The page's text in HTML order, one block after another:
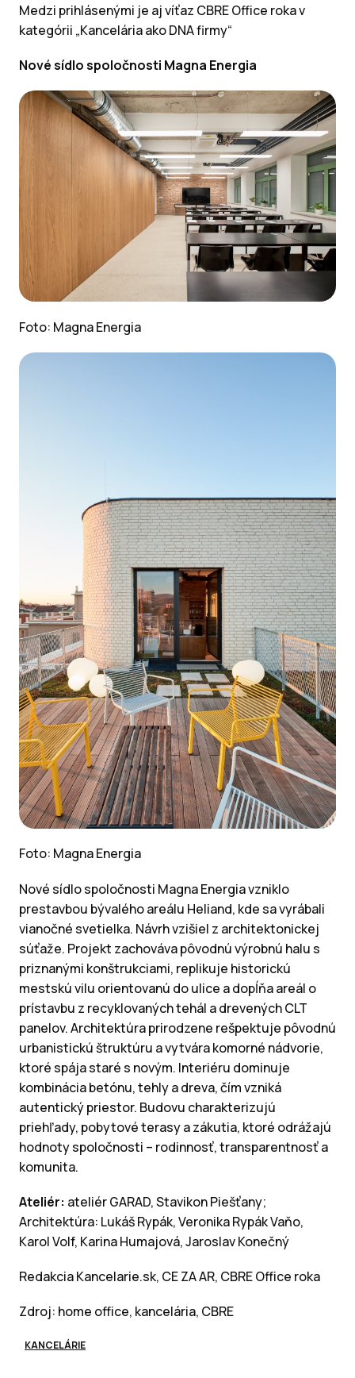
Medzi prihlásenými je aj víťaz CBRE Office roka v
kategórii „Kancelária ako DNA firmy“
Nové sídlo spoločnosti Magna Energia
Foto: Magna Energia
Foto: Magna Energia
Nové sídlo spoločnosti Magna Energia vzniklo
prestavbou bývalého areálu Heliand, kde sa vyrábali
vianočné svetielka. Návrh vzišiel z architektonickej
súťaže. Projekt zachováva pôvodnú výrobnú halu s
priznanými konštrukciami, replikuje historickú
mestskú vilu orientovanú do ulice a dopĺňa areál o
prístavbu z recyklovaných tehál a drevených CLT
panelov. Architektúra prirodzene rešpektuje pôvodnú
urbanistickú štruktúru a vytvára komorné nádvorie,
ktoré spája staré s novým. Interiéru dominuje
kombinácia betónu, tehly a dreva, čím vzniká
autentický priestor. Budovu charakterizujú
priehľady, pobytové terasy a zákutia, ktoré odrážajú
hodnoty spoločnosti – rodinnosť, transparentnosť a
komunita.
Ateliér: ateliér GARAD, Stavikon Piešťany;
Architektúra: Lukáš Rypák, Veronika Rypák Vaňo,
Karol Volf, Karina Humajová, Jaroslav Konečný
Redakcia Kancelarie.sk, CE ZA AR, CBRE Office roka
Zdroj: home office, kancelária, CBRE
KANCELÁRIE